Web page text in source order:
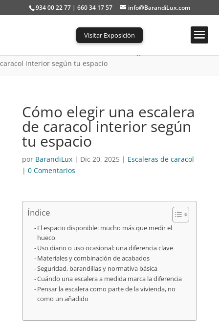
934 00 22 77 | 660 34 17 57 info@BarandiLux.com
Visitar Exposición
caracol interior según tu espacio
Cómo elegir una escalera
de caracol interior según
tu espacio
por BarandiLux| Dic 20, 2025| Escaleras de caracol
| 0 Comentarios
Índice
El espacio disponible: mucho más que medir el
hueco
Uso diario o uso ocasional: una diferencia clave
Materiales y combinación de acabados
Seguridad, barandillas y normativa básica
Cuándo una escalera a medida marca la diferencia
Pensar la escalera como parte de la vivienda, no
como un añadido